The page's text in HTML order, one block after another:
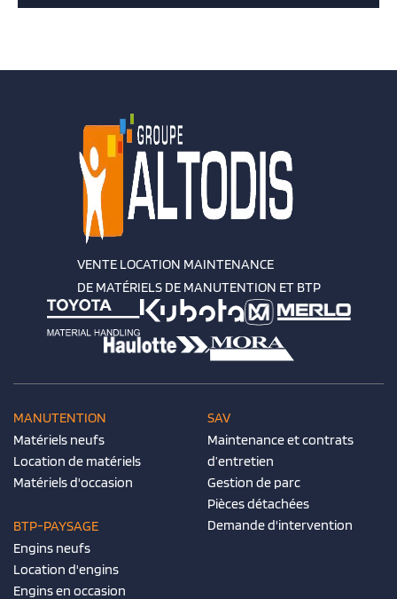
VENTE LOCATION MAINTENANCE
DE MATÉRIELS DE MANUTENTION ET BTP
MANUTENTION
Matériels neufs
Location de matériels
Matériels d'occasion
BTP-PAYSAGE
Engins neufs
Location d'engins
Engins en occasion
SAV
Maintenance et contrats
d’entretien
Gestion de parc
Pièces détachées
Demande d'intervention